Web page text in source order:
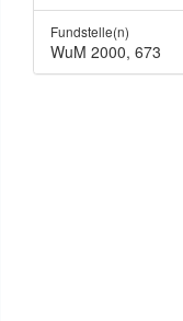
Fundstelle(n)
WuM 2000, 673